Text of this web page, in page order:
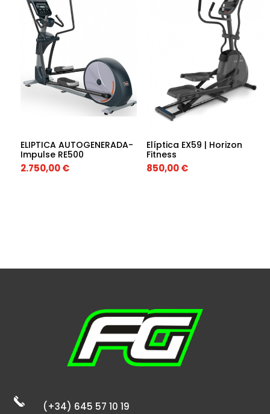
ELIPTICA AUTOGENERADA-
Impulse RE500
2.750,00€
Elíptica EX59 | Horizon
Fitness
850,00€
(+34) 645 57 10 19